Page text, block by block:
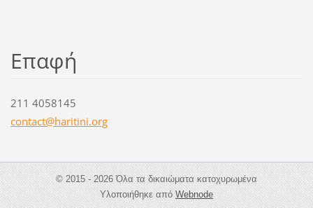
Επαφή
211 4058145
contact@haritini.org
© 2015 - 2026 Όλα τα δικαιώματα κατοχυρωμένα
Υλοποιήθηκε απόWebnode